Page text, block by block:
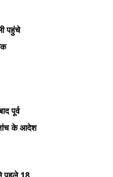
पहुंचे
पूर्व
जांच के आदेश